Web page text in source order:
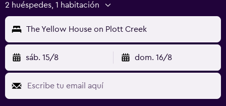
2 huéspedes, 1 habitación
The Yellow House on Plott Creek
sáb. 15/8 dom. 16/8